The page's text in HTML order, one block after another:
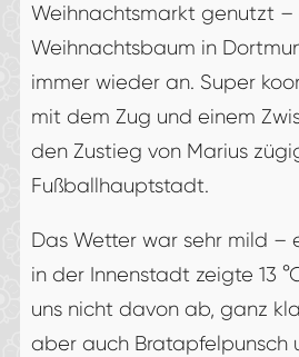
Weihnachtsmarkt genutzt –
Weihnachtsbaum in
immer wieder an. Super
mit dem Zug und einem
den Zustieg von Marius
Fußballhauptstadt.
Das Wetter war sehr mild –
in der Innenstadt zeigte 13
uns nicht davon ab, ganz
aber auch Bratapfelpunsch